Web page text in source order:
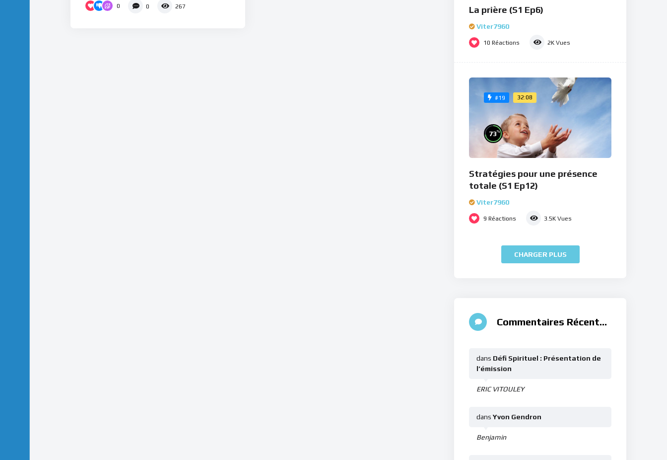
0 0 267 La prière (S1 Ep6)
Viter7960
10 Réactions 2K Vues
#19 32:08
73%
Stratégies pour une présence
totale (S1 Ep12)
Viter7960
9 Réactions 3.5K Vues
CHARGER PLUS
Commentaires Récents
ERIC VITOULEY
dans Défi Spirituel : Présentation de
l’émission
Benjamin
dansYvon Gendron